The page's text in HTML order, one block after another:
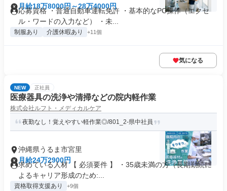
月給18万8000円～28万4000円
応募資格 ・普通自動車運転免許 ・基本的なPC操作（エクセ
ル・ワードの入力など） ・未...
制服あり 介護休暇あり +11個
気になる
NEW 正社員
医療器具の洗浄や清掃などの院内軽作業
株式会社ルフト・メディカルケア
夜勤なし！覚えやすい軽作業◎/801_2-県中社員
沖縄県うるま市宮里
月給24万2900円
求めている人材 【 必須要件 】 ・35歳未満の方（長期勤続に
よるキャリア形成のため:...
資格取得支援あり +9個